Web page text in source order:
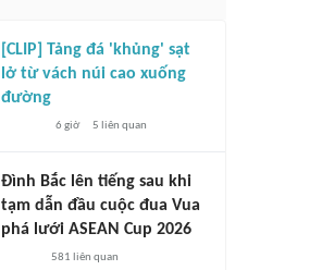
[CLIP] Tảng đá 'khủng' sạt
lở từ vách núi cao xuống
đường
6 giờ 5 liên quan
Đình Bắc lên tiếng sau khi
tạm dẫn đầu cuộc đua Vua
phá lưới ASEAN Cup 2026
581 liên quan